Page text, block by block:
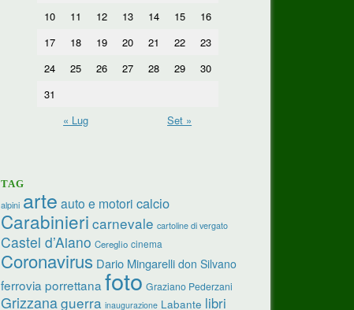
10
11 12 13 14 15
16
17
18 19 20 21 22
23
24
25 26 27 28 29
30
31
« Lug
Set »
TAG
alpini arte auto e motori calcio
Carabinieri carnevale cartoline di vergato
Castel d’Aiano Cereglio cinema
Coronavirus Dario Mingarelli don Silvano
ferrovia porrettana foto Graziano Pederzani
Grizzanaguerra inaugurazione Labante libri